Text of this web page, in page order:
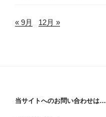
« 9月 12月 »
当サイトへのお問い合わせは…